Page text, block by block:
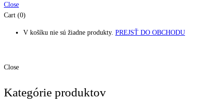
Close
Cart (0)
V košíku nie sú žiadne produkty. PREJSŤ DO OBCHODU
Close
Kategórie produktov